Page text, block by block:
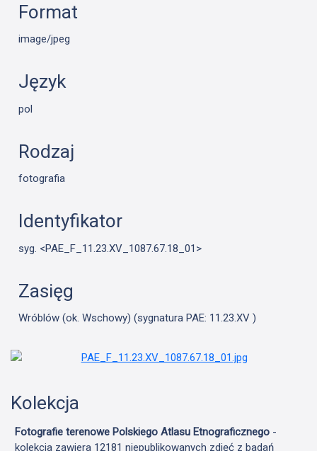
Format
image/jpeg
Język
pol
Rodzaj
fotografia
Identyfikator
syg. <PAE_F_11.23.XV_1087.67.18_01>
Zasięg
Wróblów (ok. Wschowy) (sygnatura PAE: 11.23.XV )
Kolekcja
Fotografie terenowe Polskiego Atlasu Etnograficznego -
kolekcja zawiera 12181 niepublikowanych zdjęć z badań